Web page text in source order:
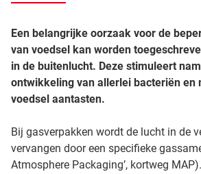
Een belangrijke oorzaak voor de
van voedsel kan worden
in de buitenlucht. Deze stimuleert
ontwikkeling van allerlei bacteriën en
voedsel aantasten.
Bij gasverpakken wordt de lucht in de
vervangen door een specifieke
Atmosphere Packaging’, kortweg